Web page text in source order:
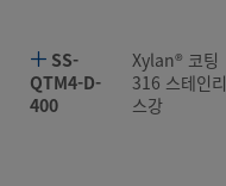
SS-
QTM4-D-
400
Xylan® 코팅
316 스테인리
스강